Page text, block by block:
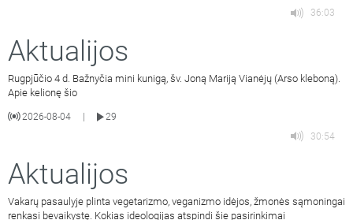
36:03
Aktualijos
Rugpjūčio 4 d. Bažnyčia mini kunigą, šv. Joną Mariją Vianėjų (Arso kleboną).
Apie kelionę šio
2026-08-04
29
30:54
Aktualijos
Vakarų pasaulyje plinta vegetarizmo, veganizmo idėjos, žmonės sąmoningai
renkasi bevaikystę. Kokias ideologijas atspindi šie pasirinkimai